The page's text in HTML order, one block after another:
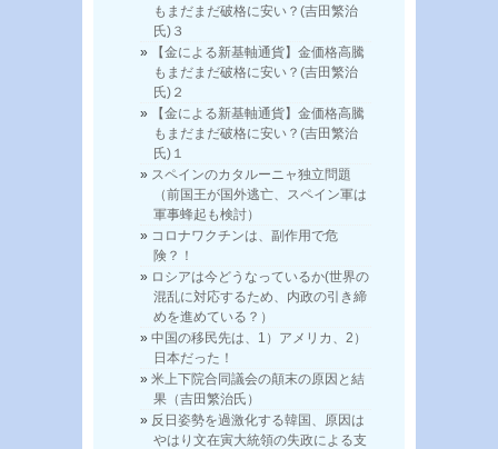
もまだまだ破格に安い？(吉田繁治
氏)３
【金による新基軸通貨】金価格高騰
もまだまだ破格に安い？(吉田繁治
氏)２
【金による新基軸通貨】金価格高騰
もまだまだ破格に安い？(吉田繁治
氏)１
スペインのカタルーニャ独立問題
（前国王が国外逃亡、スペイン軍は
軍事蜂起も検討）
コロナワクチンは、副作用で危
険？！
ロシアは今どうなっているか(世界の
混乱に対応するため、内政の引き締
めを進めている？）
中国の移民先は、1）アメリカ、2）
日本だった！
米上下院合同議会の顛末の原因と結
果（吉田繁治氏）
反日姿勢を過激化する韓国、原因は
やはり文在寅大統領の失政による支